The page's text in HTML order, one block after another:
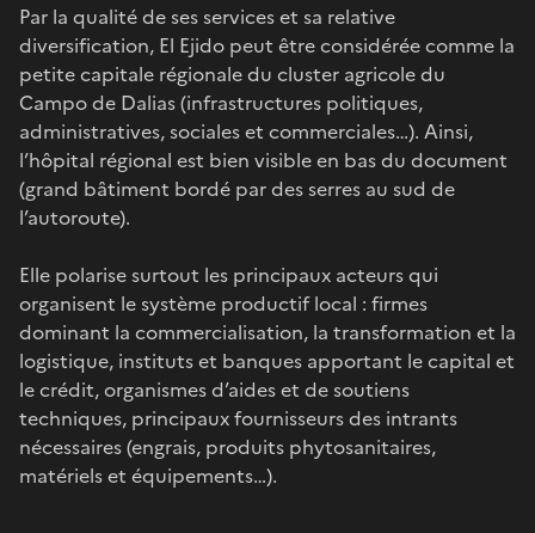
Par la qualité de ses services et sa relative
diversification, El Ejido peut être considérée comme la
petite capitale régionale du cluster agricole du
Campo de Dalias (infrastructures politiques,
administratives, sociales et commerciales…). Ainsi,
l’hôpital régional est bien visible en bas du document
(grand bâtiment bordé par des serres au sud de
l’autoroute).
Elle polarise surtout les principaux acteurs qui
organisent le système productif local : firmes
dominant la commercialisation, la transformation et la
logistique, instituts et banques apportant le capital et
le crédit, organismes d’aides et de soutiens
techniques, principaux fournisseurs des intrants
nécessaires (engrais, produits phytosanitaires,
matériels et équipements…).